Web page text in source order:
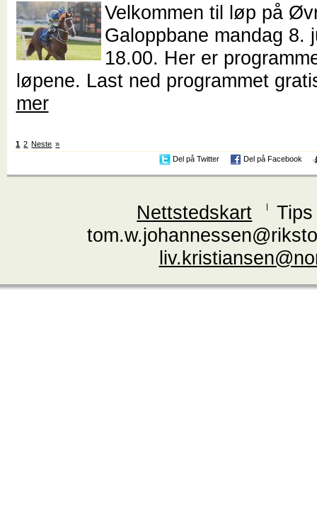
Velkommen til løp på
Galoppbane mandag 8.
18.00. Her er
løpene. Last ned programmet
mer
1 2 Neste »
Del på Twitter
Del på Facebook
Nettstedskart